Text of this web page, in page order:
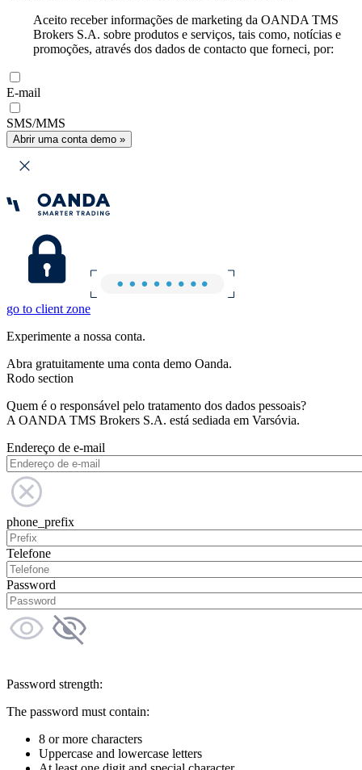
Aceito receber informações de marketing da OANDA TMS
Brokers S.A. sobre produtos e serviços, tais como, notícias e
promoções, através dos dados de contacto que forneci, por:
E-mail
SMS/MMS
Abrir uma conta demo »
go to client zone
Experimente a nossa conta.
Abra gratuitamente uma conta demo Oanda.
Rodo section
Quem é o responsável pelo tratamento dos dados pessoais?
A OANDA TMS Brokers S.A. está sediada em Varsóvia.
Endereço de e-mail
phone_prefix
Telefone
Password
Password strength:
The password must contain:
8 or more characters
Uppercase and lowercase letters